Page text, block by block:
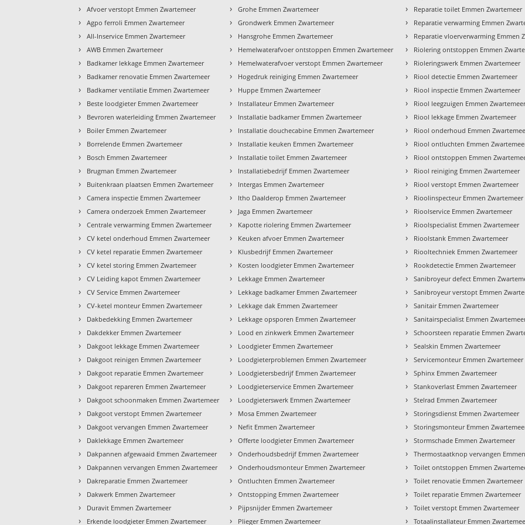
› Afvoer verstopt Emmen Zwartemeer
› Agpo ferroli Emmen Zwartemeer
› All-Inservice Emmen Zwartemeer
› AWB Emmen Zwartemeer
› Badkamer lekkage Emmen Zwartemeer
› Badkamer renovatie Emmen Zwartemeer
› Badkamer ventilatie Emmen Zwartemeer
› Beste loodgieter Emmen Zwartemeer
› Bevroren waterleiding Emmen Zwartemeer
› Boiler Emmen Zwartemeer
› Borrelende Emmen Zwartemeer
› Bosch Emmen Zwartemeer
› Brugman Emmen Zwartemeer
› Buitenkraan plaatsen Emmen Zwartemeer
› Camera inspectie Emmen Zwartemeer
› Camera onderzoek Emmen Zwartemeer
› Centrale verwarming Emmen Zwartemeer
› CV ketel onderhoud Emmen Zwartemeer
› CV ketel reparatie Emmen Zwartemeer
› CV ketel storing Emmen Zwartemeer
› CV Leiding kapot Emmen Zwartemeer
› CV Service Emmen Zwartemeer
› CV-ketel monteur Emmen Zwartemeer
› Dakbedekking Emmen Zwartemeer
› Dakdekker Emmen Zwartemeer
› Dakgoot lekkage Emmen Zwartemeer
› Dakgoot reinigen Emmen Zwartemeer
› Dakgoot reparatie Emmen Zwartemeer
› Dakgoot repareren Emmen Zwartemeer
› Dakgoot schoonmaken Emmen Zwartemeer
› Dakgoot verstopt Emmen Zwartemeer
› Dakgoot vervangen Emmen Zwartemeer
› Daklekkage Emmen Zwartemeer
› Dakpannen afgewaaid Emmen Zwartemeer
› Dakpannen vervangen Emmen Zwartemeer
› Dakreparatie Emmen Zwartemeer
› Dakwerk Emmen Zwartemeer
› Duravit Emmen Zwartemeer
› Erkende loodgieter Emmen Zwartemeer
› Grohe Emmen Zwartemeer
› Grondwerk Emmen Zwartemeer
› Hansgrohe Emmen Zwartemeer
› Hemelwaterafvoer ontstoppen Emmen Zwartemeer
› Hemelwaterafvoer verstopt Emmen Zwartemeer
› Hogedruk reiniging Emmen Zwartemeer
› Huppe Emmen Zwartemeer
› Installateur Emmen Zwartemeer
› Installatie badkamer Emmen Zwartemeer
› Installatie douchecabine Emmen Zwartemeer
› Installatie keuken Emmen Zwartemeer
› Installatie toilet Emmen Zwartemeer
› Installatiebedrijf Emmen Zwartemeer
› Intergas Emmen Zwartemeer
› Itho Daalderop Emmen Zwartemeer
› Jaga Emmen Zwartemeer
› Kapotte riolering Emmen Zwartemeer
› Keuken afvoer Emmen Zwartemeer
› Klusbedrijf Emmen Zwartemeer
› Kosten loodgieter Emmen Zwartemeer
› Lekkage Emmen Zwartemeer
› Lekkage badkamer Emmen Zwartemeer
› Lekkage dak Emmen Zwartemeer
› Lekkage opsporen Emmen Zwartemeer
› Lood en zinkwerk Emmen Zwartemeer
› Loodgieter Emmen Zwartemeer
› Loodgieterproblemen Emmen Zwartemeer
› Loodgietersbedrijf Emmen Zwartemeer
› Loodgieterservice Emmen Zwartemeer
› Loodgieterswerk Emmen Zwartemeer
› Mosa Emmen Zwartemeer
› Nefit Emmen Zwartemeer
› Offerte loodgieter Emmen Zwartemeer
› Onderhoudsbedrijf Emmen Zwartemeer
› Onderhoudsmonteur Emmen Zwartemeer
› Ontluchten Emmen Zwartemeer
› Ontstopping Emmen Zwartemeer
› Pijpsnijder Emmen Zwartemeer
› Plieger Emmen Zwartemeer
› Reparatie toilet Emmen Zwartemeer
› Reparatie verwarming Emmen
› Reparatie vloerverwarming Emmen
› Riolering ontstoppen Emmen
› Rioleringswerk Emmen Zwartemeer
› Riool detectie Emmen Zwartemeer
› Riool inspectie Emmen Zwartemeer
› Riool leegzuigen Emmen
› Riool lekkage Emmen Zwartemeer
› Riool onderhoud Emmen
› Riool ontluchten Emmen
› Riool ontstoppen Emmen
› Riool reiniging Emmen Zwartemeer
› Riool verstopt Emmen Zwartemeer
› Rioolinspecteur Emmen Zwartemeer
› Rioolservice Emmen Zwartemeer
› Rioolspecialist Emmen Zwartemeer
› Rioolstank Emmen Zwartemeer
› Riooltechniek Emmen Zwartemeer
› Rookdetectie Emmen Zwartemeer
› Sanibroyeur defect Emmen
› Sanibroyeur verstopt Emmen
› Sanitair Emmen Zwartemeer
› Sanitairspecialist Emmen
› Schoorsteen reparatie Emmen
› Sealskin Emmen Zwartemeer
› Servicemonteur Emmen Zwartemeer
› Sphinx Emmen Zwartemeer
› Stankoverlast Emmen Zwartemeer
› Stelrad Emmen Zwartemeer
› Storingsdienst Emmen Zwartemeer
› Storingsmonteur Emmen
› Stormschade Emmen Zwartemeer
› Thermostaatknop vervangen
› Toilet ontstoppen Emmen
› Toilet renovatie Emmen Zwartemeer
› Toilet reparatie Emmen Zwartemeer
› Toilet verstopt Emmen Zwartemeer
› Totaalinstallateur Emmen